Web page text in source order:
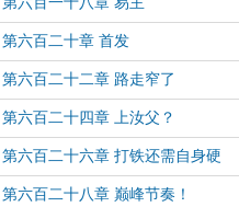
第六百二十章 首发
第六百二十二章 路走窄了
第六百二十四章 上汝父？
第六百二十六章 打铁还需自身硬
第六百二十八章 巅峰节奏！